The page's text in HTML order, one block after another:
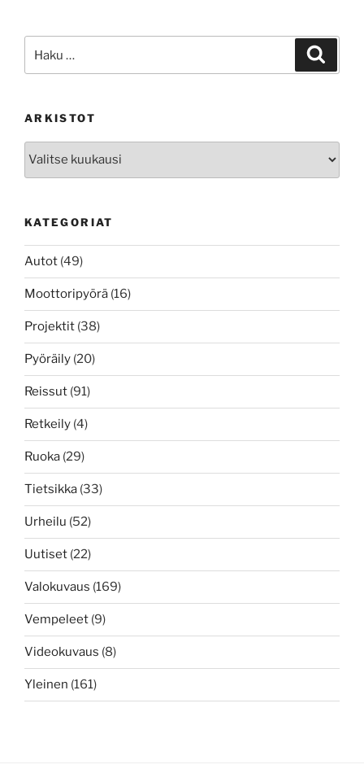
ARKISTOT
KATEGORIAT
Autot (49)
Moottoripyörä (16)
Projektit (38)
Pyöräily (20)
Reissut (91)
Retkeily (4)
Ruoka (29)
Tietsikka (33)
Urheilu (52)
Uutiset (22)
Valokuvaus (169)
Vempeleet (9)
Videokuvaus (8)
Yleinen (161)